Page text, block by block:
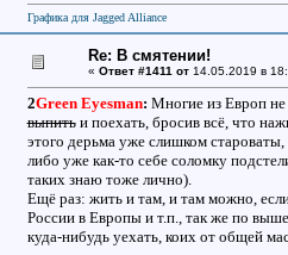
Графика для Jagged Alliance
Re: В смятении!
« Ответ #1411 от14.05.2019 в
2Green Eyesman: Многие из Европ
выпитьи поехать, бросив всё, что
этого дерьма уже слишком
либо уже как-то себе соломку
таких знаю тоже лично).
Ещё раз: жить и там, и там можно,
России в Европы и т.п., так же по
куда-нибудь уехать, коих от общей